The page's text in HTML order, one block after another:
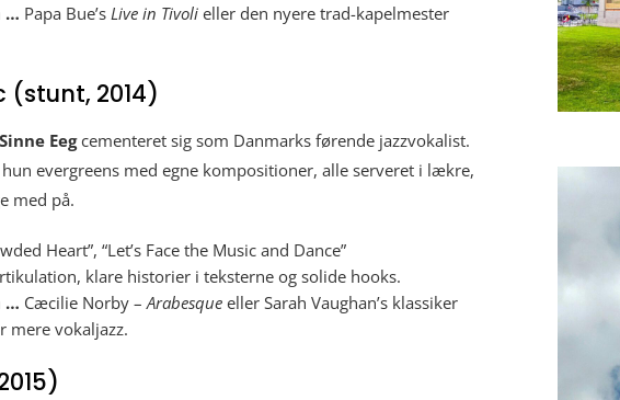
… Papa Bue’sLive in Tivoli eller den nyere trad-kapelmester
(stunt, 2014)
Sinne Eegcementeret sig som Danmarks førende jazzvokalist.
evergreens med egne kompositioner, alle serveret i lækre,
med på.
Heart”, “Let’s Face the Music and Dance”
klare historier i teksterne og solide hooks.
… Cæcilie Norby –Arabesque eller Sarah Vaughan’s klassiker
mere vokaljazz.